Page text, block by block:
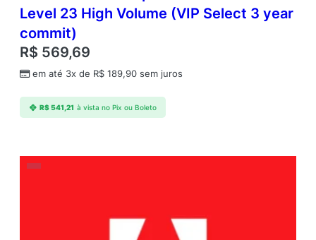
Level 23 High Volume (VIP Select 3 year
commit)
R$ 569,69
em até 3x de R$ 189,90 sem juros
R$541,21 à vista no Pix ou Boleto